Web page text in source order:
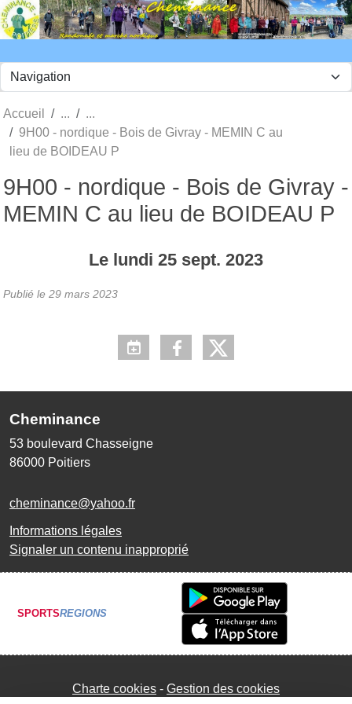
Accueil
9H00 - nordique - Bois de Givray - MEMIN C au
lieu de BOIDEAU P
9H00 - nordique - Bois de Givray -
MEMIN C au lieu de BOIDEAU P
Le lundi 25 sept. 2023
Publié le 29 mars 2023
Cheminance
53 boulevard Chasseigne
86000 Poitiers
cheminance@yahoo.fr
Informations légales
Signaler un contenu inapproprié
SPORTSREGIONS
Charte cookies Gestion des cookies
Panneau de gestion des cookies